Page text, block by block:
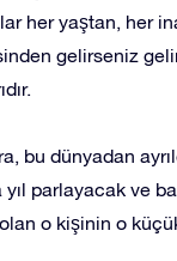
her yaştan, her
gelirseniz
bu dünyadan
parlayacak ve
o kişinin o küçük